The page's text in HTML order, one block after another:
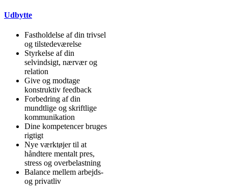
Udbytte
Fastholdelse af din trivsel
og tilstedeværelse
Styrkelse af din
selvindsigt, nærvær og
relation
Give og modtage
konstruktiv feedback
Forbedring af din
mundtlige og skriftlige
kommunikation
Dine kompetencer bruges
rigtigt
Nye værktøjer til at
håndtere mentalt pres,
stress og overbelastning
Balance mellem arbejds-
og privatliv